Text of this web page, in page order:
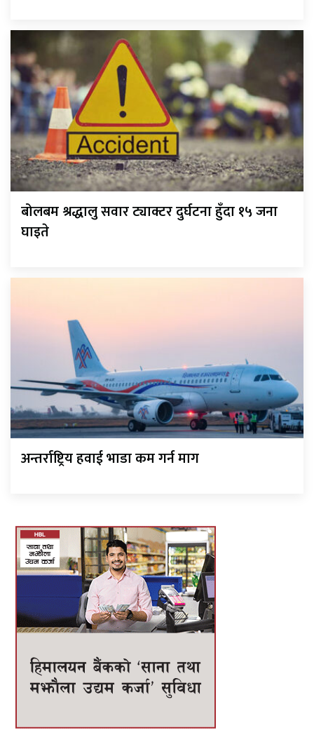
बोलबम श्रद्धालु सवार ट्याक्टर दुर्घटना हुँदा १५ जना
घाइते
अन्तर्राष्ट्रिय हवाई भाडा कम गर्न माग